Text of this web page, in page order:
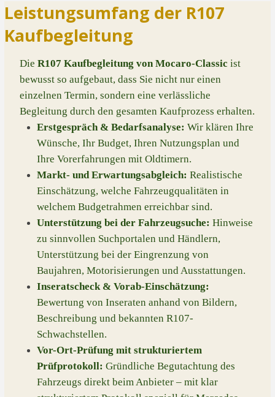
Leistungsumfang der R107
Kaufbegleitung
Die R107 Kaufbegleitung von Mocaro-Classic ist
bewusst so aufgebaut, dass Sie nicht nur einen
einzelnen Termin, sondern eine verlässliche
Begleitung durch den gesamten Kaufprozess erhalten.
Erstgespräch & Bedarfsanalyse: Wir klären Ihre
Wünsche, Ihr Budget, Ihren Nutzungsplan und
Ihre Vorerfahrungen mit Oldtimern.
Markt- und Erwartungsabgleich: Realistische
Einschätzung, welche Fahrzeugqualitäten in
welchem Budgetrahmen erreichbar sind.
Unterstützung bei der Fahrzeugsuche: Hinweise
zu sinnvollen Suchportalen und Händlern,
Unterstützung bei der Eingrenzung von
Baujahren, Motorisierungen und Ausstattungen.
Inseratscheck & Vorab-Einschätzung:
Bewertung von Inseraten anhand von Bildern,
Beschreibung und bekannten R107-
Schwachstellen.
Vor-Ort-Prüfung mit strukturiertem
Prüfprotokoll: Gründliche Begutachtung des
Fahrzeugs direkt beim Anbieter – mit klar